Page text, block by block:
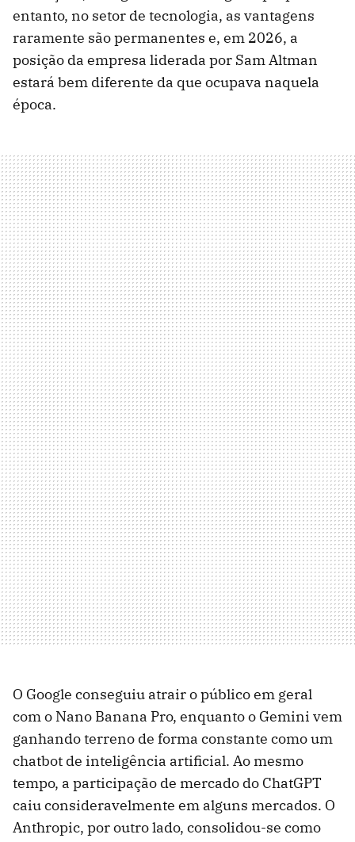
entanto, no setor de tecnologia, as vantagens
raramente são permanentes e, em 2026, a
posição da empresa liderada por Sam Altman
estará bem diferente da que ocupava naquela
época.
O Google conseguiu atrair o público em geral
com o Nano Banana Pro, enquanto o Gemini vem
ganhando terreno de forma constante como um
chatbot de inteligência artificial. Ao mesmo
tempo, a participação de mercado do ChatGPT
caiu consideravelmente em alguns mercados. O
Anthropic, por outro lado, consolidou-se como